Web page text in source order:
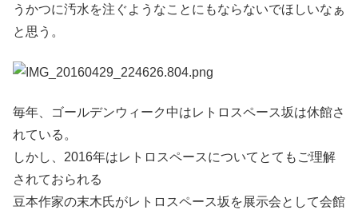
うかつに汚水を注ぐようなことにもならないでほしいなぁ
と思う。
毎年、ゴールデンウィーク中はレトロスペース坂は休館さ
れている。
しかし、2016年はレトロスペースについてとてもご理解
されておられる
豆本作家の末木氏がレトロスペース坂を展示会として会館